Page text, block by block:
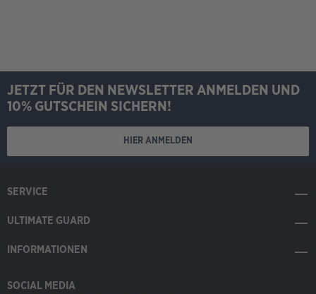
JETZT FÜR DEN NEWSLETTER ANMELDEN UND
10% GUTSCHEIN SICHERN!
HIER ANMELDEN
SERVICE
ULTIMATE GUARD
INFORMATIONEN
SOCIAL MEDIA